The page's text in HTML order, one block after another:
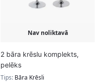
Nav noliktavā
2 bāra krēslu komplekts,
pelēks
Tips: Bāra Krēsli